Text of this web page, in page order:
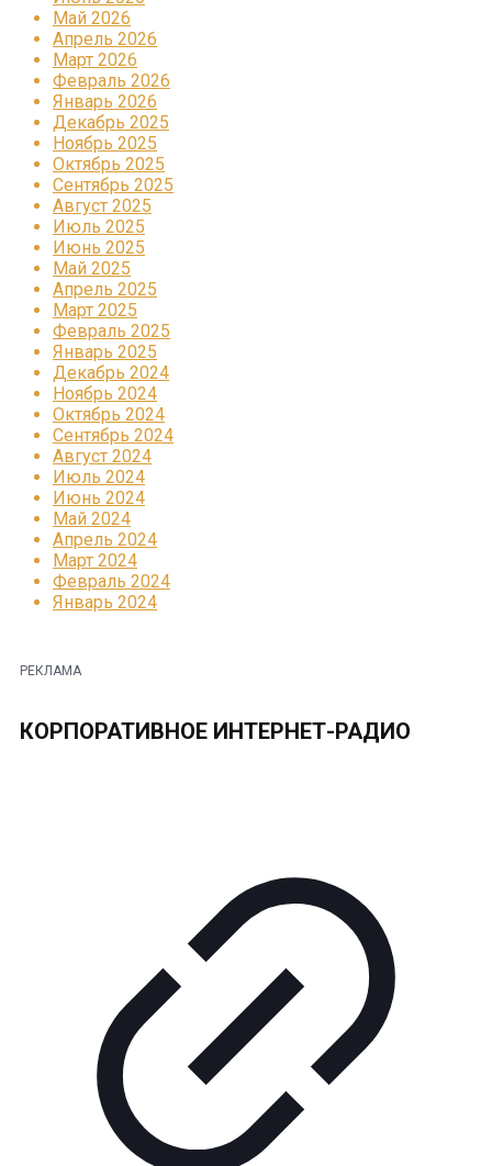
Май 2026
Апрель 2026
Март 2026
Февраль 2026
Январь 2026
Декабрь 2025
Ноябрь 2025
Октябрь 2025
Сентябрь 2025
Август 2025
Июль 2025
Июнь 2025
Май 2025
Апрель 2025
Март 2025
Февраль 2025
Январь 2025
Декабрь 2024
Ноябрь 2024
Октябрь 2024
Сентябрь 2024
Август 2024
Июль 2024
Июнь 2024
Май 2024
Апрель 2024
Март 2024
Февраль 2024
Январь 2024
РЕКЛАМА
КОРПОРАТИВНОЕ ИНТЕРНЕТ-РАДИО